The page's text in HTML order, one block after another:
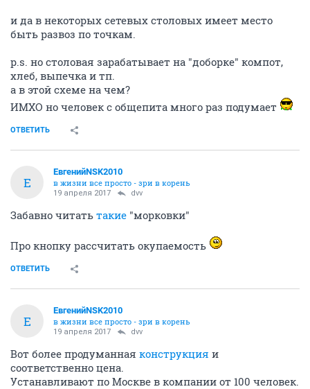
и да в некоторых сетевых столовых имеет место
быть развоз по точкам.
p.s. но столовая зарабатывает на "доборке" компот,
хлеб, выпечка и тп.
а в этой схеме на чем?
ИМХО но человек с общепита много раз подумает
ОТВЕТИТЬ
Е
ЕвгенийNSK2010
в жизни все просто - зри в корень
19 апреля 2017 dvv
Забавно читать такие "морковки"
Про кнопку рассчитать окупаемость
ОТВЕТИТЬ
Е
ЕвгенийNSK2010
в жизни все просто - зри в корень
19 апреля 2017 dvv
Вот более продуманная конструкция и
соответственно цена.
Устанавливают по Москве в компании от 100 человек.